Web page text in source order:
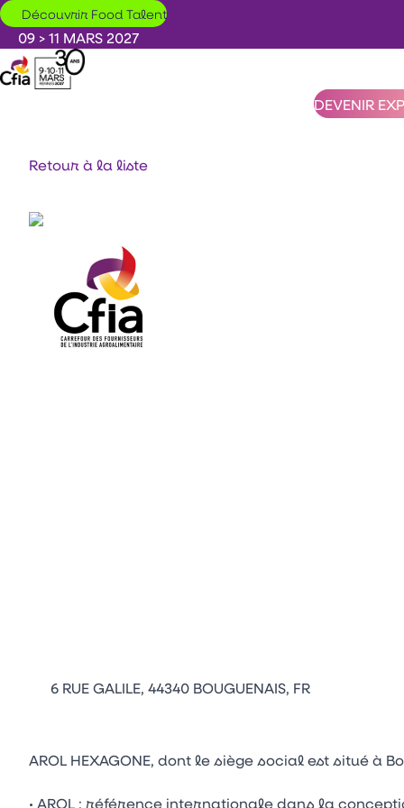
Aller au contenu principal
Découvrir Food Talent
09 > 11 MARS 2027
DEVENIR
Retour à la liste
6 RUE GALILE, 44340 BOUGUENAIS, FR
AROL HEXAGONE, dont le siège social est situé
• AROL : référence internationale dans la